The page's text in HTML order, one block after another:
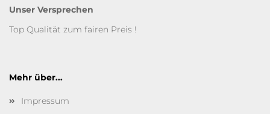
Unser Versprechen
Top Qualität zum fairen Preis !
Mehr über...
Impressum